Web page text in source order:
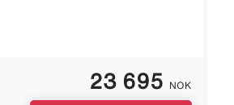
23 695 NOK